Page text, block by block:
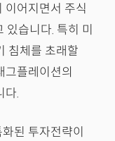
이어지면서 주식
습니다. 특히 미
침체를 초래할
플레이션의
다.
된 투자전략이